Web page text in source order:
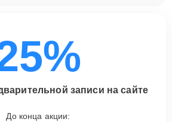
записи на сайте
До конца акции: